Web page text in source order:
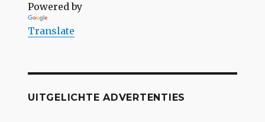
Powered by
Translate
UITGELICHTE ADVERTENTIES